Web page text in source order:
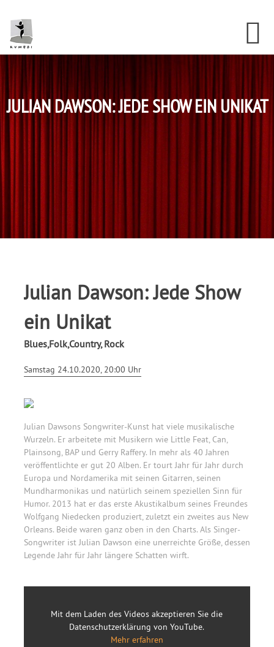
content
primary
sidebar
footer
JULIAN DAWSON: JEDE SHOW EIN UNIKAT
Julian Dawson: Jede Show
ein Unikat
Blues,Folk,Country, Rock
Samstag 24.10.2020, 20:00 Uhr
Julian Dawsons Songwriter-Kunst hat viele musikalische
Wurzeln. Er arbeitete mit Musikern wie Little Feat, Can,
Plainsong, BAP und Gerry Raffery. In mehr als 40 Jahren
veröffentlichte er gut 20 Alben. Er tourt Jahr für Jahr durch
Europa und Nordamerika mit seinen Gitarren, seinen
Mundharmonikas und natürlich seinem speziellen Sinn für
Humor. 2013 hat er das erste Akustikalbum seines Freundes
Wolfgang Niedecken produziert, zuletzt ein zweites aus New
Orleans. Beide waren ganz oben in den Charts. Als Singer-
Songwriter ist Julian Dawson eine unerreichte Größe, dessen
Legende Jahr für Jahr längere Schatten wirft.
Mit dem Laden des Videos akzeptieren Sie die
Datenschutzerklärung von YouTube.
Mehr erfahren